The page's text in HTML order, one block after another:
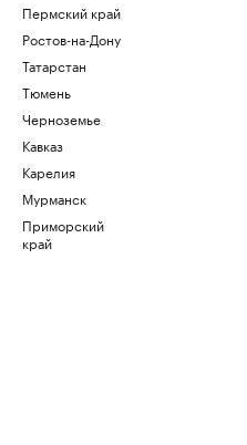
Пермский край
Ростов-на-Дону
Татарстан
Тюмень
Черноземье
Кавказ
Карелия
Мурманск
Приморский
край